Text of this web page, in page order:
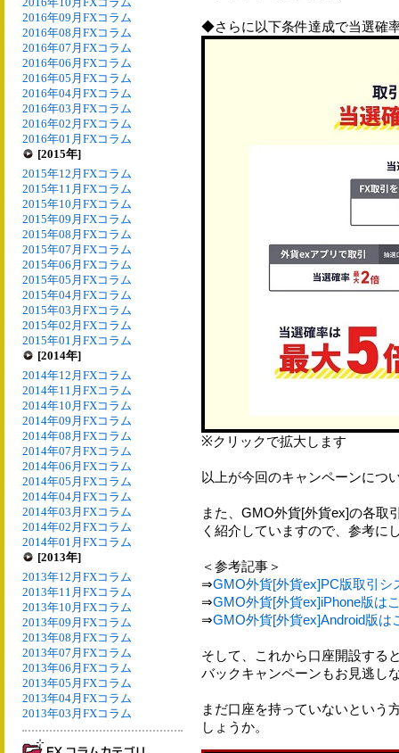
2016年09月FXコラム
2016年08月FXコラム
2016年07月FXコラム
2016年06月FXコラム
2016年05月FXコラム
2016年04月FXコラム
2016年03月FXコラム
2016年02月FXコラム
2016年01月FXコラム
[2015年]
2015年12月FXコラム
2015年11月FXコラム
2015年10月FXコラム
2015年09月FXコラム
2015年08月FXコラム
2015年07月FXコラム
2015年06月FXコラム
2015年05月FXコラム
2015年04月FXコラム
2015年03月FXコラム
2015年02月FXコラム
2015年01月FXコラム
[2014年]
2014年12月FXコラム
2014年11月FXコラム
2014年10月FXコラム
2014年09月FXコラム
2014年08月FXコラム
2014年07月FXコラム
2014年06月FXコラム
2014年05月FXコラム
2014年04月FXコラム
2014年03月FXコラム
2014年02月FXコラム
2014年01月FXコラム
[2013年]
2013年12月FXコラム
2013年11月FXコラム
2013年10月FXコラム
2013年09月FXコラム
2013年08月FXコラム
2013年07月FXコラム
2013年06月FXコラム
2013年05月FXコラム
2013年04月FXコラム
2013年03月FXコラム
◆さらに以下条件達成で当選確
※クリックで拡大します
以上が今回のキャンペーンにつ
また、GMO外貨[外貨ex]の各取
く紹介していますので、参考に
＜参考記事＞
⇒GMO外貨[外貨ex]PC版取引シ
⇒GMO外貨[外貨ex]iPhone版は
⇒GMO外貨[外貨ex]Android版は
そして、これから口座開設する
バックキャンペーンもお見逃し
まだ口座を持っていないという
しょうか。